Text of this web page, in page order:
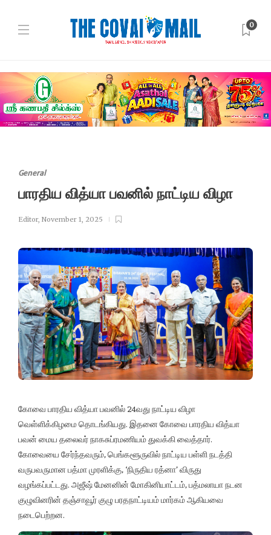
0
General
பாரதிய வித்யா பவனில் நாட்டிய விழா
Editor, November 1, 2025
கோவை பாரதிய வித்யா பவனில் 24வது நாட்டிய விழா
வெள்ளிக்கிழமை தொடங்கியது. இதனை கோவை பாரதிய வித்யா
பவன் மைய தலைவர் நாகசுப்ரமணியம் துவக்கி வைத்தார்.
கோவையை சேர்ந்தவரும், பெங்களூருவில் நாட்டிய பள்ளி நடத்தி
வருபவருமான பத்மா முரளிக்கு, ‘நிருதிய ரத்னா’ விருது
வழங்கப்பட்டது. அஜீஷ் மேனனின் மோகினியாட்டம், பத்மலாயா நடன
குழுவினரின் தஞ்சாவூர் குழு பரதநாட்டியம் மார்கம் ஆகியவை
நடைபெற்றன.